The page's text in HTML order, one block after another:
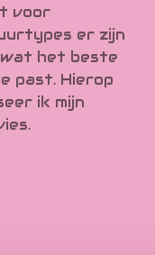
voor
er zijn
het beste
past. Hierop
ik mijn